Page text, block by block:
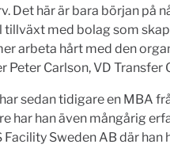
Det här är bara början på
tillväxt med bolag som
arbeta hårt med den
Peter Carlson, VD Transfer
sedan tidigare en MBA
har han även mångårig
Facility Sweden AB där